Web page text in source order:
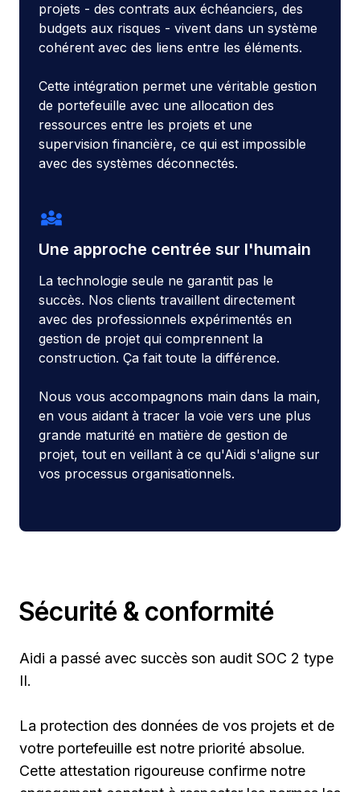
projets - des contrats aux échéanciers, des
budgets aux risques - vivent dans un système
cohérent avec des liens entre les éléments.
Cette intégration permet une véritable gestion
de portefeuille avec une allocation des
ressources entre les projets et une
supervision financière, ce qui est impossible
avec des systèmes déconnectés.
diversity_3
Une approche centrée sur l'humain
La technologie seule ne garantit pas le
succès. Nos clients travaillent directement
avec des professionnels expérimentés en
gestion de projet qui comprennent la
construction. Ça fait toute la différence.
Nous vous accompagnons main dans la main,
en vous aidant à tracer la voie vers une plus
grande maturité en matière de gestion de
projet, tout en veillant à ce qu'Aidi s'aligne sur
vos processus organisationnels.
Sécurité & conformité
Aidi a passé avec succès son audit SOC 2 type
II.
La protection des données de vos projets et de
votre portefeuille est notre priorité absolue.
Cette attestation rigoureuse confirme notre